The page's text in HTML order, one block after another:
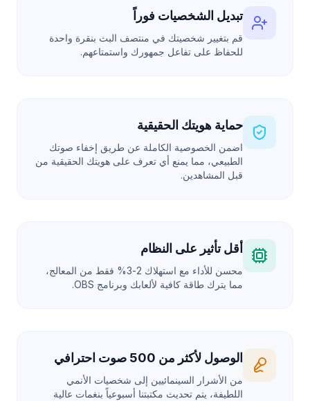
تبديل الشخصيات فوراً
قم بتغيير شخصيتك في منتصف البث بنقرة واحدة
للحفاظ على تفاعل جمهورك واستمتاعهم.
حماية هويتك الحقيقية
اضمن الخصوصية الكاملة عن طريق إخفاء صوتك
الطبيعي، مما يمنع أي تعرف على هويتك الحقيقية من
قبل المشاهدين.
أقل تأثير على النظام
محسن للأداء مع استهلاك 2-3% فقط من المعالج،
مما يترك طاقة كافية لألعابك وبرنامج OBS.
الوصول لأكثر من 500 صوت احترافي
من الأشرار السينمائيين إلى شخصيات الأنمي
اللطيفة، يتم تحديث مكتبتنا أسبوعياً بنغمات عالية